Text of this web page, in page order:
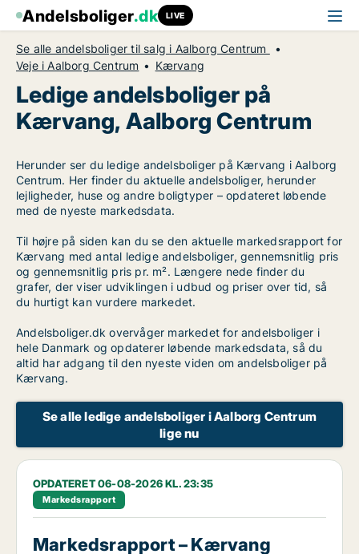
Andelsboliger.dk LIVE
Se alle andelsboliger til salg i Aalborg Centrum
Veje i Aalborg Centrum
Kærvang
Ledige andelsboliger på
Kærvang, Aalborg Centrum
Herunder ser du ledige andelsboliger på Kærvang i Aalborg
Centrum. Her finder du aktuelle andelsboliger, herunder
lejligheder, huse og andre boligtyper – opdateret løbende
med de nyeste markedsdata.
Til højre på siden kan du se den aktuelle markedsrapport for
Kærvang med antal ledige andelsboliger, gennemsnitlig pris
og gennemsnitlig pris pr. m². Længere nede finder du
grafer, der viser udviklingen i udbud og priser over tid, så
du hurtigt kan vurdere markedet.
Andelsboliger.dk overvåger markedet for andelsboliger i
hele Danmark og opdaterer løbende markedsdata, så du
altid har adgang til den nyeste viden om andelsboliger på
Kærvang.
Se alle ledige andelsboliger i Aalborg Centrum
lige nu
OPDATERET 06-08-2026 KL. 23:35
Markedsrapport
Markedsrapport – Kærvang